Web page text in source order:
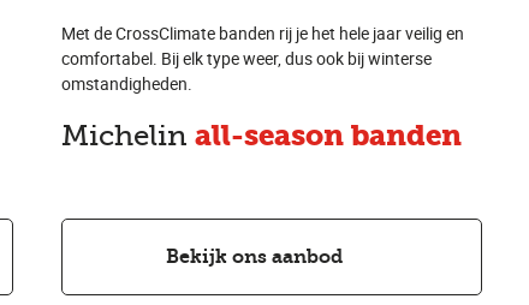
Met de CrossClimate banden rij je het hele jaar veilig en
comfortabel. Bij elk type weer, dus ook bij winterse
omstandigheden.
Michelin all-season banden
Bekijk ons aanbod